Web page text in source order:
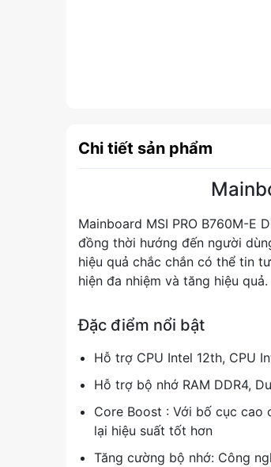
Chi tiết sản phẩm
Mainboard MSI PRO B760M-E
đồng thời hướng đến người
hiệu quả chắc chắn có thể tin
hiện đa nhiệm và tăng hiệu quả.
Đặc điểm nổi bật
Hỗ trợ CPU Intel 12th, CPU
Hỗ trợ bộ nhớ RAM DDR4,
Core Boost : Với bố cục cao
lại hiệu suất tốt hơn
Tăng cường bộ nhớ: Công